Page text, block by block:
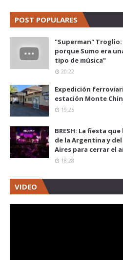
POST POPULARES
"Superman" Troglio:
porque Sumo era
tipo de música"
20:22
Expedición
estación Monte
19:25
BRESH: La fiesta
de la Argentina y
Aires para cerrar el
18:28
VIDEO